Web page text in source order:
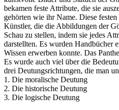
bekamen feste Attribute, die sie
gehörten wie ihr Name. Diese
Künstler, die die Abbildungen der
Schau zu stellen, indem sie jedes
darstellten. Es wurden Handbücher
Wissen erwerben konnte. Das
Es wurde auch viel über die
drei Deutungsrichtungen, die man
1. Die moralische Deutung
2. Die historische Deutung
3. Die logische Deutung